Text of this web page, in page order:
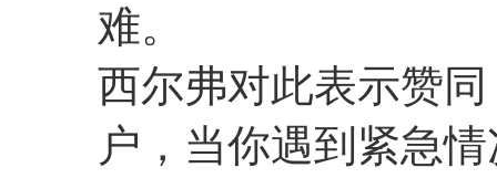
难。
西尔弗对此表示赞
户，当你遇到紧急